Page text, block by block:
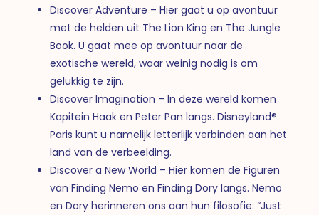
Discover Adventure – Hier gaat u op avontuur
met de helden uit The Lion King en The Jungle
Book. U gaat mee op avontuur naar de
exotische wereld, waar weinig nodig is om
gelukkig te zijn.
Discover Imagination – In deze wereld komen
Kapitein Haak en Peter Pan langs. Disneyland®
Paris kunt u namelijk letterlijk verbinden aan het
land van de verbeelding.
Discover a New World – Hier komen de Figuren
van Finding Nemo en Finding Dory langs. Nemo
en Dory herinneren ons aan hun filosofie: “Just